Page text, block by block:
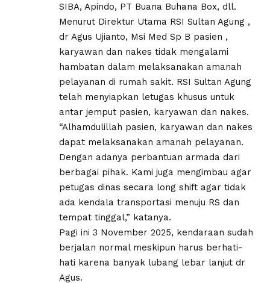
SIBA, Apindo, PT Buana Buhana Box, dll.
Menurut Direktur Utama RSI Sultan Agung ,
dr Agus Ujianto, Msi Med Sp B pasien ,
karyawan dan nakes tidak mengalami
hambatan dalam melaksanakan amanah
pelayanan di rumah sakit. RSI Sultan Agung
telah menyiapkan letugas khusus untuk
antar jemput pasien, karyawan dan nakes.
“Alhamdulillah pasien, karyawan dan nakes
dapat melaksanakan amanah pelayanan.
Dengan adanya perbantuan armada dari
berbagai pihak. Kami juga mengimbau agar
petugas dinas secara long shift agar tidak
ada kendala transportasi menuju RS dan
tempat tinggal,” katanya.
Pagi ini 3 November 2025, kendaraan sudah
berjalan normal meskipun harus berhati-
hati karena banyak lubang lebar lanjut dr
Agus.